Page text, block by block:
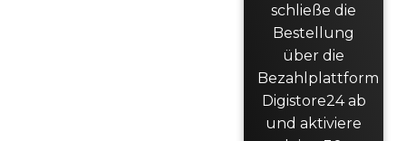
schließe die
Bestellung
über die
Bezahlplattform
Digistore24 ab
und aktiviere